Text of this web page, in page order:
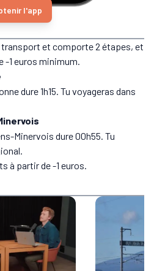
l'app
et comporte 2 étapes, et
1 euros minimum.
dure 1h15. Tu voyageras dans
Minervois dure 00h55. Tu
à partir de -1 euros.